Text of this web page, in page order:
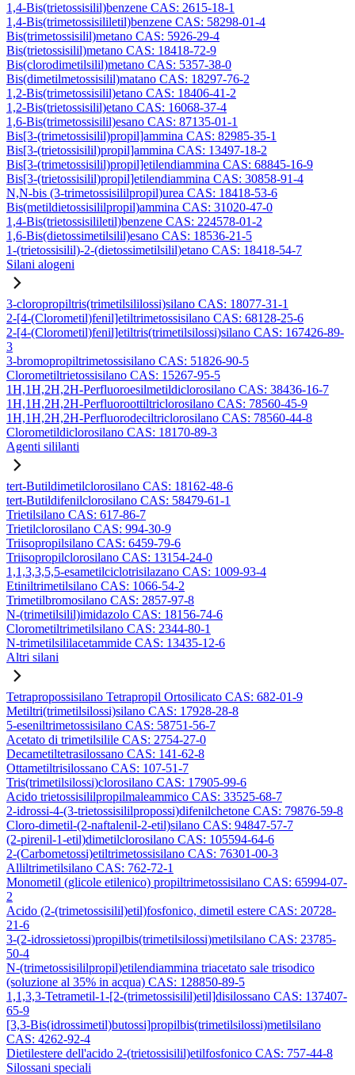
1,4-Bis(trietossisilil)benzene CAS: 2615-18-1
1,4-Bis(trimetossisililetil)benzene CAS: 58298-01-4
Bis(trimetossisilil)metano CAS: 5926-29-4
Bis(trietossisilil)metano CAS: 18418-72-9
Bis(clorodimetilsilil)metano CAS: 5357-38-0
Bis(dimetilmetossisilil)matano CAS: 18297-76-2
1,2-Bis(trimetossisilil)etano CAS: 18406-41-2
1,2-Bis(trietossisilil)etano CAS: 16068-37-4
1,6-Bis(trimetossisilil)esano CAS: 87135-01-1
Bis[3-(trimetossisilil)propil]ammina CAS: 82985-35-1
Bis[3-(trietossisilil)propil]ammina CAS: 13497-18-2
Bis[3-(trimetossisilil)propil]etilendiammina CAS: 68845-16-9
Bis[3-(trietossisilil)propil]etilendiammina CAS: 30858-91-4
N,N-bis (3-trimetossisililpropil)urea CAS: 18418-53-6
Bis(metildietossisililpropil)ammina CAS: 31020-47-0
1,4-Bis(trietossisililetil)benzene CAS: 224578-01-2
1,6-Bis(dietossimetilsilil)esano CAS: 18536-21-5
1-(trietossisilil)-2-(dietossimetilsilil)etano CAS: 18418-54-7
Silani alogeni
3-cloropropiltris(trimetilsililossi)silano CAS: 18077-31-1
2-[4-(Clorometil)fenil]etiltrimetossisilano CAS: 68128-25-6
2-[4-(Clorometil)fenil]etiltris(trimetilsilossi)silano CAS: 167426-89-
3
3-bromopropiltrimetossisilano CAS: 51826-90-5
Clorometiltrietossisilano CAS: 15267-95-5
1H,1H,2H,2H-Perfluoroesilmetildiclorosilano CAS: 38436-16-7
1H,1H,2H,2H-Perfluoroottiltriclorosilano CAS: 78560-45-9
1H,1H,2H,2H-Perfluorodeciltriclorosilano CAS: 78560-44-8
Clorometildiclorosilano CAS: 18170-89-3
Agenti sililanti
tert-Butildimetilclorosilano CAS: 18162-48-6
tert-Butildifenilclorosilano CAS: 58479-61-1
Trietilsilano CAS: 617-86-7
Trietilclorosilano CAS: 994-30-9
Triisopropilsilano CAS: 6459-79-6
Triisopropilclorosilano CAS: 13154-24-0
1,1,3,3,5,5-esametilciclotrisilazano CAS: 1009-93-4
Etiniltrimetilsilano CAS: 1066-54-2
Trimetilbromosilano CAS: 2857-97-8
N-(trimetilsilil)imidazolo CAS: 18156-74-6
Clorometiltrimetilsilano CAS: 2344-80-1
N-trimetilsililacetammide CAS: 13435-12-6
Altri silani
Tetrapropossisilano Tetrapropil Ortosilicato CAS: 682-01-9
Metiltri(trimetilsilossi)silano CAS: 17928-28-8
5-eseniltrimetossisilano CAS: 58751-56-7
Acetato di trimetilsilile CAS: 2754-27-0
Decametiltetrasilossano CAS: 141-62-8
Ottametiltrisilossano CAS: 107-51-7
Tris(trimetilsilossi)clorosilano CAS: 17905-99-6
Acido trietossisililpropilmaleammico CAS: 33525-68-7
2-idrossi-4-(3-trietossisililpropossi)difenilchetone CAS: 79876-59-8
Cloro-dimetil-(2-naftalenil-2-etil)silano CAS: 94847-57-7
(2-pirenil-1-etil)dimetilclorosilano CAS: 105594-64-6
2-(Carbometossi)etiltrimetossisilano CAS: 76301-00-3
Alliltrimetilsilano CAS: 762-72-1
Monometil (glicole etilenico) propiltrimetossisilano CAS: 65994-07-
2
Acido (2-(trimetossisilil)etil)fosfonico, dimetil estere CAS: 20728-
21-6
3-(2-idrossietossi)propilbis(trimetilsilossi)metilsilano CAS: 23785-
50-4
N-(trimetossisililpropil)etilendiammina triacetato sale trisodico
(soluzione al 35% in acqua) CAS: 128850-89-5
1,1,3,3-Tetrametil-1-[2-(trimetossisilil)etil]disilossano CAS: 137407-
65-9
[3,3-Bis(idrossimetil)butossi]propilbis(trimetilsilossi)metilsilano
CAS: 4262-92-4
Dietilestere dell'acido 2-(trietossisilil)etilfosfonico CAS: 757-44-8
Silossani speciali